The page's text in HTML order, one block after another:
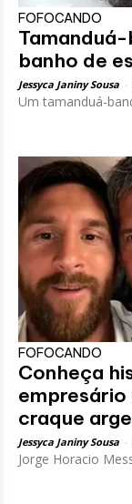
FOFOCANDO
banho de
Jessyca Janiny Sousa
Um tamanduá-
FOFOCANDO
Conheça
craque
Jessyca Janiny Sousa
Jorge Horacio